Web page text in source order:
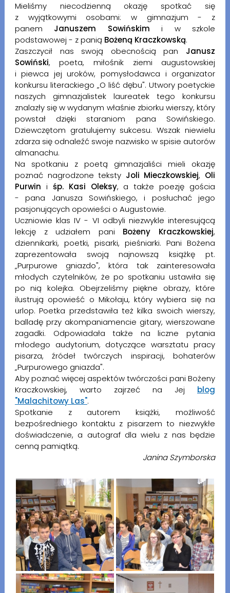
Mieliśmy niecodzienną okazję spotkać się
z wyjątkowymi osobami: w gimnazjum - z
panem Januszem Sowińskim i w szkole
podstawowej - z panią Bożeną Kraczkowską.
Zaszczycił nas swoją obecnością pan Janusz
Sowiński, poeta, miłośnik ziemi augustowskiej
i piewca jej uroków, pomysłodawca i organizator
konkursu literackiego „O liść dębu". Utwory poetyckie
naszych gimnazjalistek laureatek tego konkursu
znalazły się w wydanym właśnie zbiorku wierszy, który
powstał dzięki staraniom pana Sowińskiego.
Dziewczętom gratulujemy sukcesu. Wszak niewielu
zdarza się odnaleźć swoje nazwisko w spisie autorów
almanachu.
Na spotkaniu z poetą gimnazjaliści mieli okazję
poznać nagrodzone teksty Joli Mieczkowskiej, Oli
Purwin i śp. Kasi Oleksy, a także poezję gościa
- pana Janusza Sowińskiego, i posłuchać jego
pasjonujących opowieści o Augustowie.
Uczniowie klas IV - VI odbyli niezwykle interesującą
lekcję z udziałem pani Bożeny Kraczkowskiej,
dziennikarki, poetki, pisarki, pieśniarki. Pani Bożena
zaprezentowała swoją najnowszą książkę pt.
„Purpurowe gniazdo", która tak zainteresowała
młodych czytelników, że po spotkaniu ustawiła się
po nią kolejka. Obejrzeliśmy piękne obrazy, które
ilustrują opowieść o Mikołaju, który wybiera się na
urlop. Poetka przedstawiła też kilka swoich wierszy,
balladę przy akompaniamencie gitary, wierszowane
zagadki. Odpowiadała także na liczne pytania
młodego audytorium, dotyczące warsztatu pracy
pisarza, źródeł twórczych inspiracji, bohaterów
„Purpurowego gniazda".
Aby poznać więcej aspektów twórczości pani Bożeny
Kraczkowskiej, warto zajrzeć na Jej blog
"Malachitowy Las".
Spotkanie z autorem książki, możliwość
bezpośredniego kontaktu z pisarzem to niezwykłe
doświadczenie, a autograf dla wielu z nas będzie
cenną pamiątką.
Janina Szymborska